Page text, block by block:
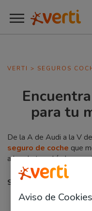
VERTI > SEGUROS
para tu
De la A de Audi a la V
seguro de coche que
a las de tu vehículo, sea
Selecciona una letra:
Aviso de Cookies